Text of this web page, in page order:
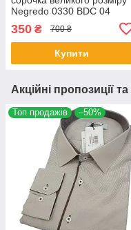
Negredo 0330 BDC 04
350 ₴ 700 ₴
Купити
Акційні пропозиції
Топ продажів –50%